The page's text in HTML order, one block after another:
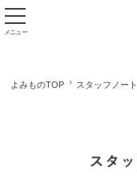
メニュー
よみものTOP スタッフノート